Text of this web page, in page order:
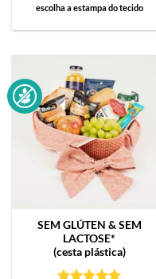
escolha a estampa do tecido
SEM GLÚTEN & SEM
LACTOSE*
(cesta plástica)